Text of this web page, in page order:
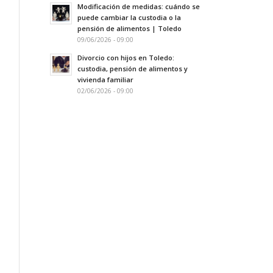
Modificación de medidas: cuándo se
puede cambiar la custodia o la
pensión de alimentos | Toledo
09/06/2026 - 09:00
Divorcio con hijos en Toledo:
custodia, pensión de alimentos y
vivienda familiar
02/06/2026 - 09:00